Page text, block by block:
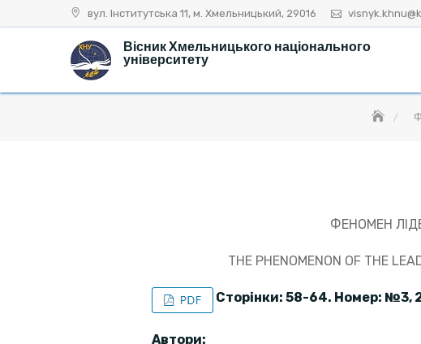
to
вул. Інститутська 11, м. Хмельницький, 29016
Вісник Хмельницького національного
університету
ФЕНОМЕН
THE PHENOMENON OF THE
Сторінки: 58-64. Номер: №3,
Автори: